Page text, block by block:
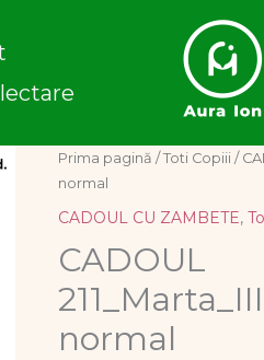
Prima pagină /Toti Copiii /
normal
CADOUL CU ZAMBETE,
CADOUL
normal